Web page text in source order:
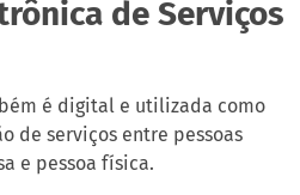
de Serviços
é digital e utilizada como
de serviços entre pessoas
e pessoa física.